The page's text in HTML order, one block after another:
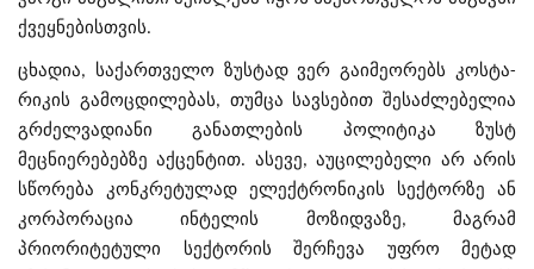
ქვეყნებისთვის.
ცხადია, საქართველო ზუსტად ვერ გაიმეორებს კოსტა-
რიკის გამოცდილებას, თუმცა სავსებით შესაძლებელია
გრძელვადიანი განათლების პოლიტიკა ზუსტ
მეცნიერებებზე აქცენტით. ასევე, აუცილებელი არ არის
სწორება კონკრეტულად ელექტრონიკის სექტორზე ან
კორპორაცია ინტელის მოზიდვაზე, მაგრამ
პრიორიტეტული სექტორის შერჩევა უფრო მეტად